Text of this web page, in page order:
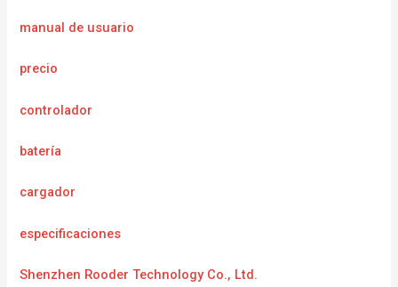
manual de usuario
precio
controlador
batería
cargador
especificaciones
Shenzhen Rooder Technology Co., Ltd.